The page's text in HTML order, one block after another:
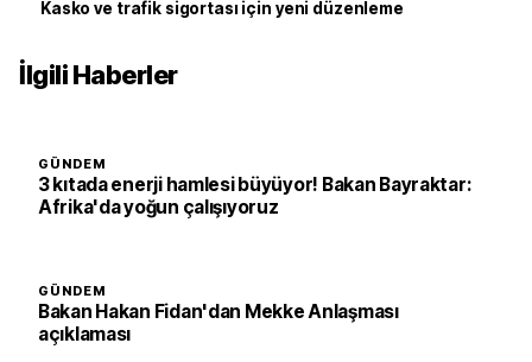
Kasko ve trafik sigortası için yeni düzenleme
İlgili Haberler
GÜNDEM
3 kıtada enerji hamlesi büyüyor! Bakan Bayraktar:
Afrika'da yoğun çalışıyoruz
GÜNDEM
Bakan Hakan Fidan'dan Mekke Anlaşması
açıklaması